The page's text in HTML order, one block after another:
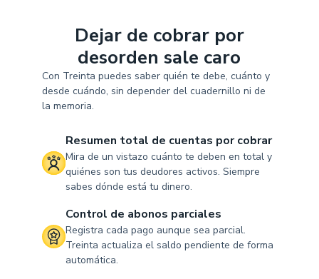
Dejar de cobrar por
desorden sale caro
Con Treinta puedes saber quién te debe, cuánto y
desde cuándo, sin depender del cuadernillo ni de
la memoria.
Resumen total de cuentas por cobrar
Mira de un vistazo cuánto te deben en total y
quiénes son tus deudores activos. Siempre
sabes dónde está tu dinero.
Control de abonos parciales
Registra cada pago aunque sea parcial.
Treinta actualiza el saldo pendiente de forma
automática.